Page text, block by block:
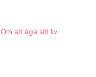
Om att äga sitt liv.